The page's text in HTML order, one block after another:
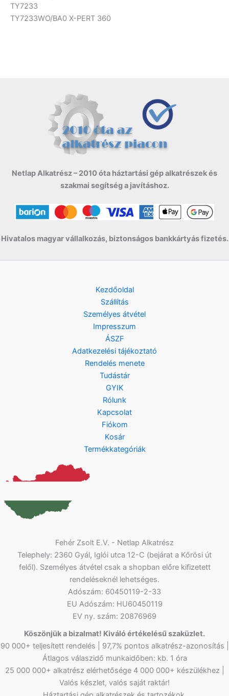
TY7233
TY7233WO/BA0 X-PERT 360
Netlap Alkatrész – 2010 óta háztartási gép alkatrészek és
szakmai segítség a javításhoz.
Hivatalos magyar vállalkozás, biztonságos bankkártyás fizetés.
Kezdőoldal
Szállítás
Személyes átvétel
Impresszum
ÁSZF
Adatkezelési tájékoztató
Rendelés menete
Tudástár
GYIK
Rólunk
Kapcsolat
Fiókom
Kosár
Termékkategóriák
Fehér Zsolt E.V. - Netlap Alkatrész
Telephely: 2360 Gyál, Iglói utca 12-C (bejárat a Kőrösi út
felől). Személyes átvétel csak a shopban előre kifizetett
rendeléseknél lehetséges.
Adószám: 60450119-2-33
EU Adószám: HU60450119
EV ny. szám: 20876969
Köszönjük a bizalmat! Kiváló értékelésű szaküzlet.
90 000+ teljesített rendelés | 97,7% pontos alkatrész-azonosítás |
Átlagos válaszidő munkaidőben: kb. 1 óra
25 000 000+ alkatrész elérhetősége 4 000 000+ készülékhez |
Valós készlet, valós saját raktár!